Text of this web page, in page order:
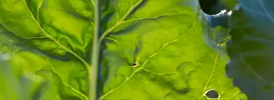
Testimonios y
Servicios